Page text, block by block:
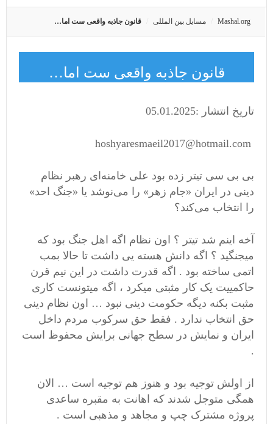
Mashal.org مسایل بین المللی قانون جاذبه واقعی ست اما…
قانون جاذبه واقعی ست اما…
تاریخ انتشار :05.01.2025
بی بی سی تیتر زده بود علی خامنه‌ای رهبر نظام
دینی در ایران «جام زهر» را می‌نوشد یا «جنگ احد»
را انتخاب می‌کند؟
آخه اینم شد تیتر ؟ اون نظام اگه اهل جنگ بود که
میجنگید ؟ اگه دانش هسته یی داشت تا حالا بمب
اتمی ساخته بود . اگه قدرت داشت در این نیم قرن
حاکمییت یک کار مثبتی میکرد ، اگه میتونست کاری
مثبت بکنه دیگه حکومت دینی نبود … اون نظام دینی
حق انتخاب ندارد . فقط حق سرکوب مردم داخل
ایران و نمایش در سطح جهانی برایش محفوظ است
.
از اولش توجیه بود و هنوز هم توجیه است … الان
همگی متوجل شدند که اهانت به مقبره ساعدی
پروژه مشترک چپ و مجاهد و مذهبی است .